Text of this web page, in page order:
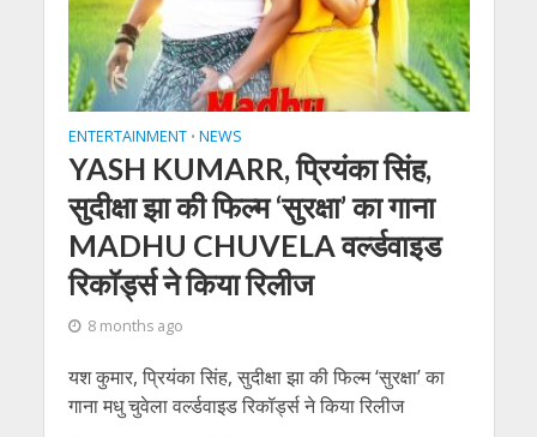
ENTERTAINMENT • NEWS
YASH KUMARR, प्रियंका सिंह,
सुदीक्षा झा की फिल्म ‘सुरक्षा’ का गाना
MADHU CHUVELA वर्ल्डवाइड
रिकॉर्ड्स ने किया रिलीज
8 months ago
यश कुमार, प्रियंका सिंह, सुदीक्षा झा की फिल्म ‘सुरक्षा’ का
गाना मधु चुवेला वर्ल्डवाइड रिकॉर्ड्स ने किया रिलीज